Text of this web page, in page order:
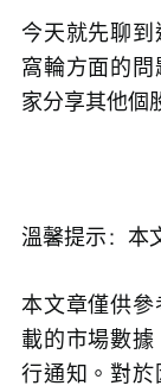
今天就先聊
窩輪方面的
家分享其他個
溫馨提示：本
本文章僅供
載的市場數
行通知。對